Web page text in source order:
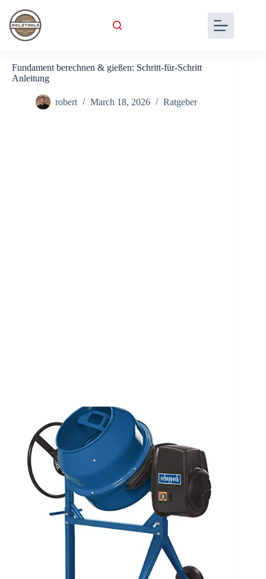
content
Fundament berechnen & gießen: Schritt-für-Schritt
Anleitung
robert March 18, 2026 Ratgeber